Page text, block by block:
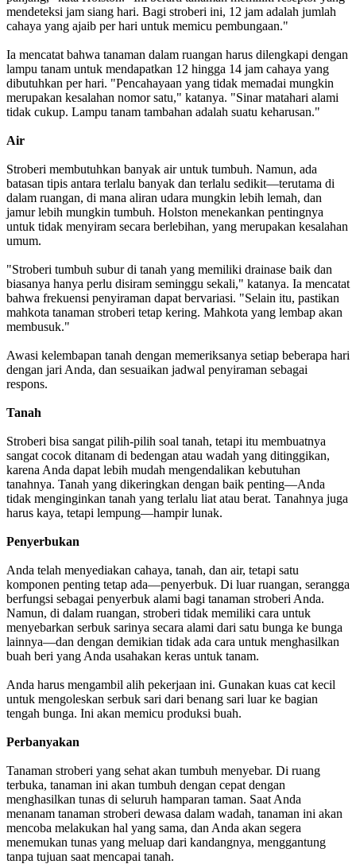
mendeteksi jam siang hari. Bagi stroberi ini, 12 jam adalah jumlah
cahaya yang ajaib per hari untuk memicu pembungaan."
Ia mencatat bahwa tanaman dalam ruangan harus dilengkapi dengan
lampu tanam untuk mendapatkan 12 hingga 14 jam cahaya yang
dibutuhkan per hari. "Pencahayaan yang tidak memadai mungkin
merupakan kesalahan nomor satu," katanya. "Sinar matahari alami
tidak cukup. Lampu tanam tambahan adalah suatu keharusan."
Air
Stroberi membutuhkan banyak air untuk tumbuh. Namun, ada
batasan tipis antara terlalu banyak dan terlalu sedikit—terutama di
dalam ruangan, di mana aliran udara mungkin lebih lemah, dan
jamur lebih mungkin tumbuh. Holston menekankan pentingnya
untuk tidak menyiram secara berlebihan, yang merupakan kesalahan
umum.
"Stroberi tumbuh subur di tanah yang memiliki drainase baik dan
biasanya hanya perlu disiram seminggu sekali," katanya. Ia mencatat
bahwa frekuensi penyiraman dapat bervariasi. "Selain itu, pastikan
mahkota tanaman stroberi tetap kering. Mahkota yang lembap akan
membusuk."
Awasi kelembapan tanah dengan memeriksanya setiap beberapa hari
dengan jari Anda, dan sesuaikan jadwal penyiraman sebagai
respons.
Tanah
Stroberi bisa sangat pilih-pilih soal tanah, tetapi itu membuatnya
sangat cocok ditanam di bedengan atau wadah yang ditinggikan,
karena Anda dapat lebih mudah mengendalikan kebutuhan
tanahnya. Tanah yang dikeringkan dengan baik penting—Anda
tidak menginginkan tanah yang terlalu liat atau berat. Tanahnya juga
harus kaya, tetapi lempung—hampir lunak.
Penyerbukan
Anda telah menyediakan cahaya, tanah, dan air, tetapi satu
komponen penting tetap ada—penyerbuk. Di luar ruangan, serangga
berfungsi sebagai penyerbuk alami bagi tanaman stroberi Anda.
Namun, di dalam ruangan, stroberi tidak memiliki cara untuk
menyebarkan serbuk sarinya secara alami dari satu bunga ke bunga
lainnya—dan dengan demikian tidak ada cara untuk menghasilkan
buah beri yang Anda usahakan keras untuk tanam.
Anda harus mengambil alih pekerjaan ini. Gunakan kuas cat kecil
untuk mengoleskan serbuk sari dari benang sari luar ke bagian
tengah bunga. Ini akan memicu produksi buah.
Perbanyakan
Tanaman stroberi yang sehat akan tumbuh menyebar. Di ruang
terbuka, tanaman ini akan tumbuh dengan cepat dengan
menghasilkan tunas di seluruh hamparan taman. Saat Anda
menanam tanaman stroberi dewasa dalam wadah, tanaman ini akan
mencoba melakukan hal yang sama, dan Anda akan segera
menemukan tunas yang meluap dari kandangnya, menggantung
tanpa tujuan saat mencapai tanah.